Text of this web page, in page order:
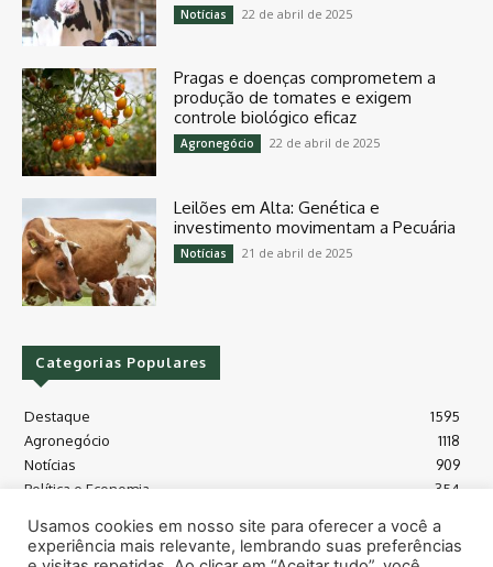
Notícias 22 de abril de 2025
Pragas e doenças comprometem a
produção de tomates e exigem
controle biológico eficaz
Agronegócio 22 de abril de 2025
Leilões em Alta: Genética e
investimento movimentam a Pecuária
Notícias 21 de abril de 2025
Categorias Populares
Destaque
1595
Agronegócio
1118
Notícias
909
Política e Economia
354
Máquinas e Tecnologia
128
Grãos - soja e milho
Usamos cookies em nosso site para oferecer a você a
experiência mais relevante, lembrando suas preferências